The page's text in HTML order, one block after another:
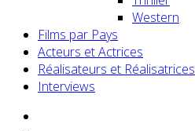
Western
Films par Pays
Acteurs et Actrices
Réalisateurs et Réalisatrices
Interviews